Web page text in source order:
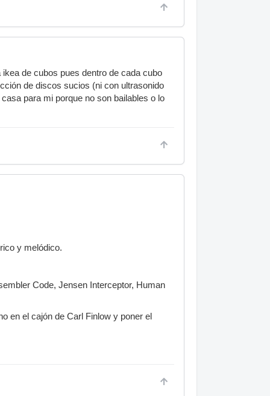
de cubos pues dentro de cada cubo
de discos sucios (ni con ultrasonido
para mi porque no son bailables o lo
y melódico.
Code, Jensen Interceptor, Human
en el cajón de Carl Finlow y poner el